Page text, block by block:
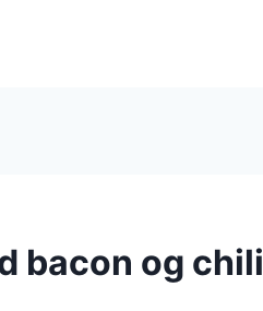
bacon og chili